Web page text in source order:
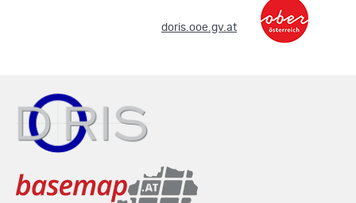
doris.ooe.gv.at.